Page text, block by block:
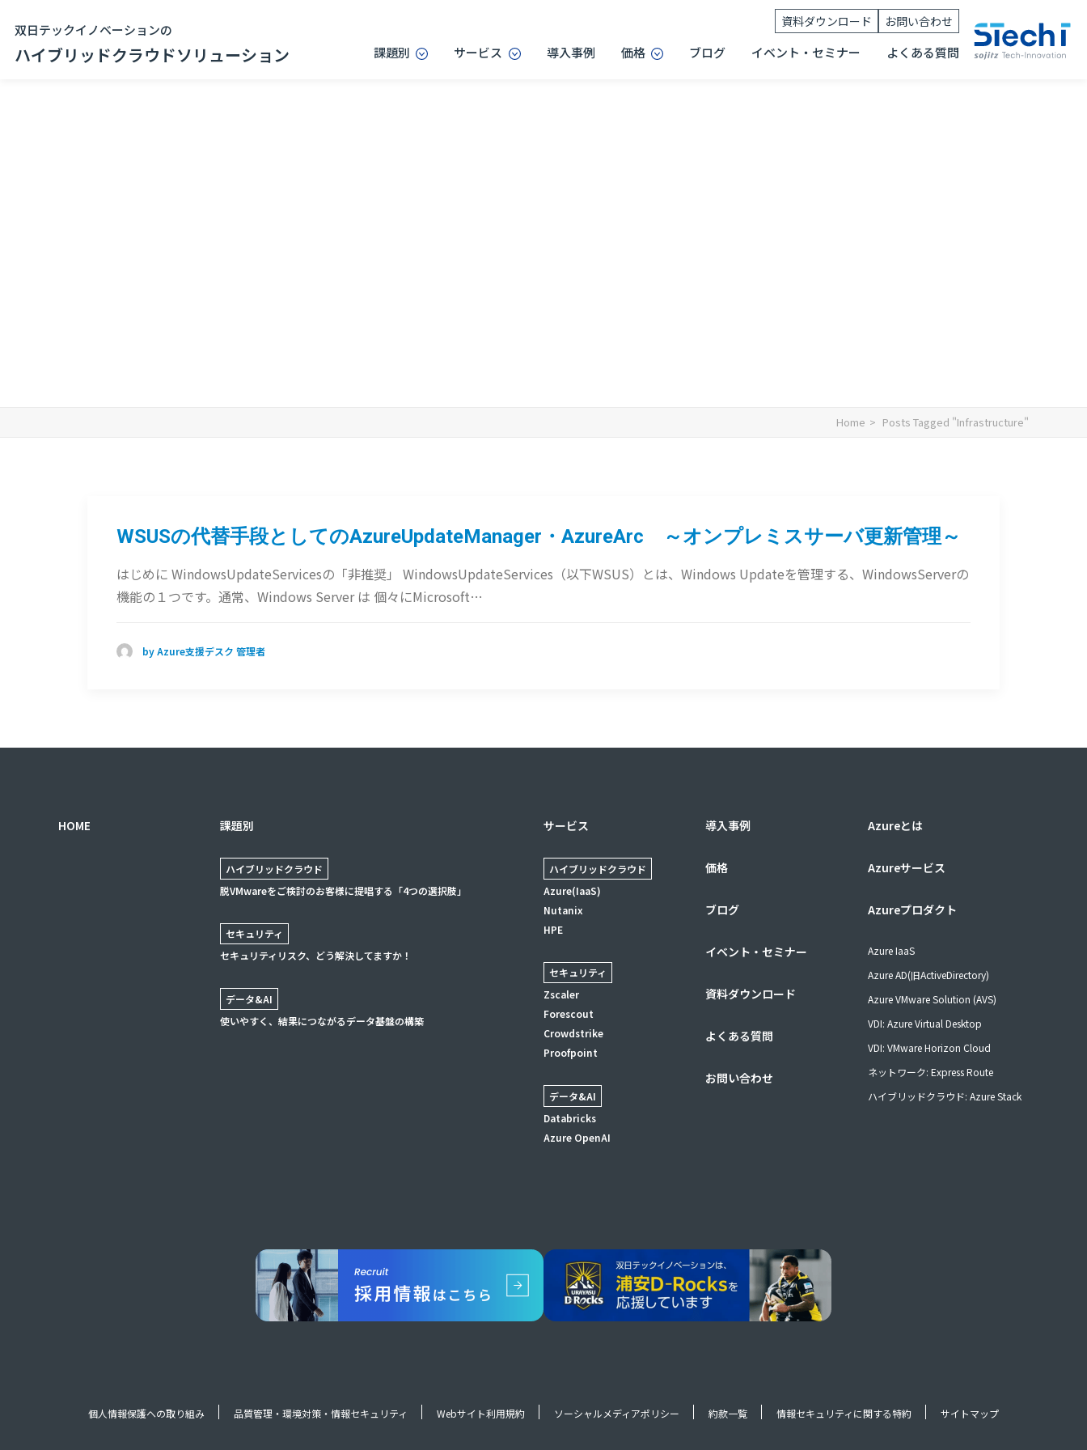
双日テックイノベーションの
ハイブリッドクラウドソリューション
資料ダウンロード お問い合わせ
課題別 サービス 導入事例 価格 ブログ イベント・セミナー よくある質問
Home Posts Tagged "Infrastructure"
WSUSの代替手段としてのAzureUpdateManager・AzureArc ～オンプレミスサーバ更新管理～
はじめに WindowsUpdateServicesの「非推奨」 WindowsUpdateServices（以下WSUS）とは、Windows Updateを管理する、WindowsServerの
機能の１つです。通常、Windows Server は 個々にMicrosoft…
by Azure支援デスク 管理者
HOME 課題別
ハイブリッドクラウド
脱VMwareをご検討のお客様に提唱する「4つの選択肢」
セキュリティ
セキュリティリスク、どう解決してますか！
データ&AI
使いやすく、結果につながるデータ基盤の構築
サービス
ハイブリッドクラウド
Azure(IaaS)
Nutanix
HPE
セキュリティ
Zscaler
Forescout
Crowdstrike
Proofpoint
データ&AI
Databricks
Azure OpenAI
導入事例
価格
ブログ
イベント・セミナー
資料ダウンロード
よくある質問
お問い合わせ
Azureとは
Azureサービス
Azureプロダクト
Azure IaaS
Azure AD(旧ActiveDirectory)
Azure VMware Solution (AVS)
VDI: Azure Virtual Desktop
VDI: VMware Horizon Cloud
ネットワーク: Express Route
ハイブリッドクラウド: Azure Stack
個人情報保護への取り組み 品質管理・環境対策・情報セキュリティ Webサイト利用規約 ソーシャルメディアポリシー 約款一覧 情報セキュリティに関する特約 サイトマップ